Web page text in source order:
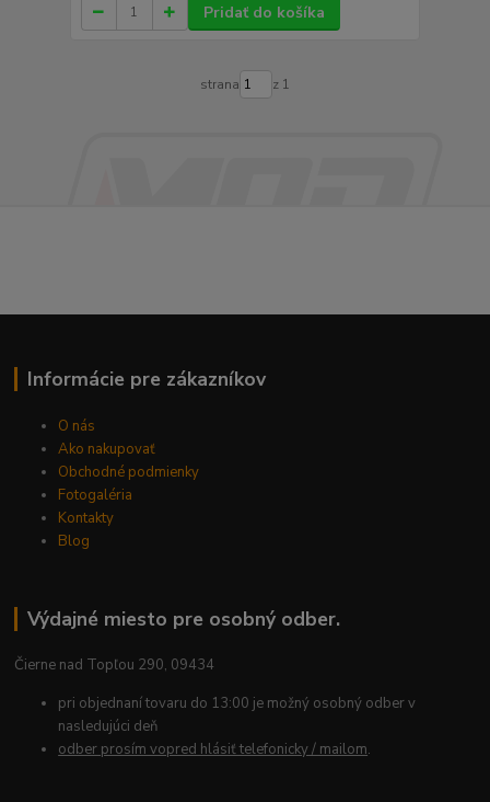
Pridať do košíka
strana z 1
Informácie pre zákazníkov
O nás
Ako nakupovať
Obchodné podmienky
Fotogaléria
Kontakty
Blog
Výdajné miesto pre osobný odber.
Čierne nad Topľou 290, 09434
pri objednaní tovaru do 13:00 je možný osobný odber v
nasledujúci deň
odber prosím vopred hlásiť telefonicky / mailom.